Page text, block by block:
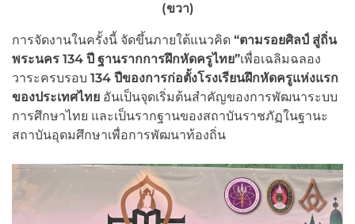
(ขวา)
การจัดงานในครั้งนี้ จัดขึ้นภายใต้แนวคิด “ตามรอยศิลป์ สู่ถิ่น
พระนคร 134 ปี ฐานรากการฝึกหัดครูไทย”เพื่อเฉลิมฉลอง
วาระครบรอบ 134 ปีของการก่อตั้งโรงเรียนฝึกหัดครูแห่งแรก
ของประเทศไทย อันเป็นจุดเริ่มต้นสำคัญของการพัฒนาระบบ
การศึกษาไทย และเป็นรากฐานของสถาบันราชภัฏในฐานะ
สถาบันอุดมศึกษาเพื่อการพัฒนาท้องถิ่น